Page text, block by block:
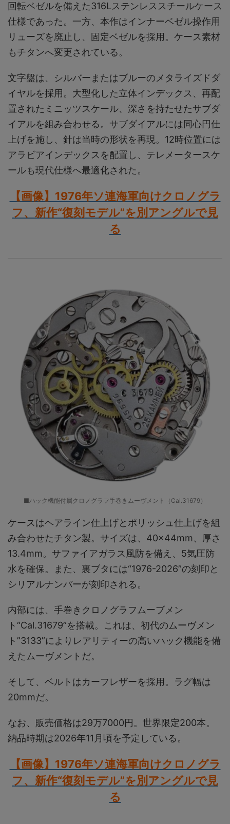
回転ベゼルを備えた316Lステンレススチールケース
仕様であった。一方、本作はインナーベゼル操作用
リューズを廃止し、固定ベゼルを採用。ケース素材
もチタンへ変更されている。
文字盤は、シルバーまたはブルーのメタライズドダ
イヤルを採用。大型化した立体インデックス、再配
置されたミニッツスケール、深さを持たせたサブダ
イアルを組み合わせる。サブダイアルには同心円仕
上げを施し、針は当時の形状を再現。12時位置には
アラビアインデックスを配置し、テレメータースケ
ールも現代仕様へ最適化された。
【画像】1976年ソ連海軍向けクロノグラ
フ、新作“復刻モデル”を別アングルで見
る
■ハック機能付属クロノグラフ手巻きムーヴメント（Cal.31679）
ケースはヘアライン仕上げとポリッシュ仕上げを組
み合わせたチタン製。サイズは、40×44mm、厚さ
13.4mm。サファイアガラス風防を備え、5気圧防
水を確保。また、裏ブタには“1976-2026”の刻印と
シリアルナンバーが刻印される。
内部には、手巻きクロノグラフムーブメン
ト“Cal.31679”を搭載。これは、初代のムーヴメン
ト”3133”によりレアリティーの高いハック機能を備
えたムーヴメントだ。
そして、ベルトはカーフレザーを採用。ラグ幅は
20mmだ。
なお、販売価格は29万7000円。世界限定200本。
納品時期は2026年11月頃を予定している。
【画像】1976年ソ連海軍向けクロノグラ
フ、新作“復刻モデル”を別アングルで見
る